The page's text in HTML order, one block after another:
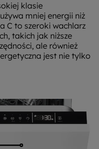
klasie
mniej energii niż
C to szeroki wachlarz
takich jak niższe
ale również
jest nie tylko